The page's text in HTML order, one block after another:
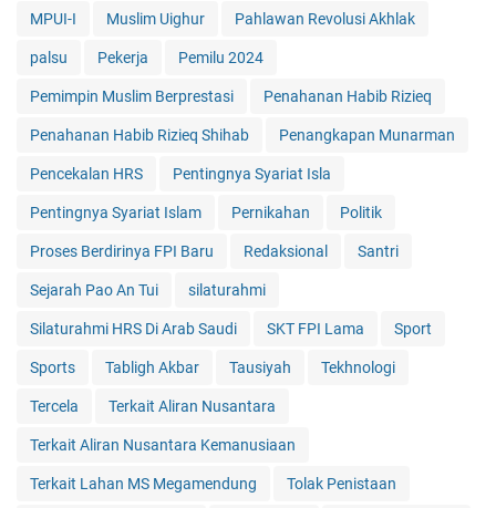
MPUI-I Muslim Uighur Pahlawan Revolusi Akhlak
palsu Pekerja Pemilu 2024
Pemimpin Muslim Berprestasi Penahanan Habib Rizieq
Penahanan Habib Rizieq Shihab Penangkapan Munarman
Pencekalan HRS Pentingnya Syariat Isla
Pentingnya Syariat Islam Pernikahan Politik
Proses Berdirinya FPI Baru Redaksional Santri
Sejarah Pao An Tui silaturahmi
Silaturahmi HRS Di Arab Saudi SKT FPI Lama Sport
Sports Tabligh Akbar Tausiyah Tekhnologi
Tercela Terkait Aliran Nusantara
Terkait Aliran Nusantara Kemanusiaan
Terkait Lahan MS Megamendung Tolak Penistaan